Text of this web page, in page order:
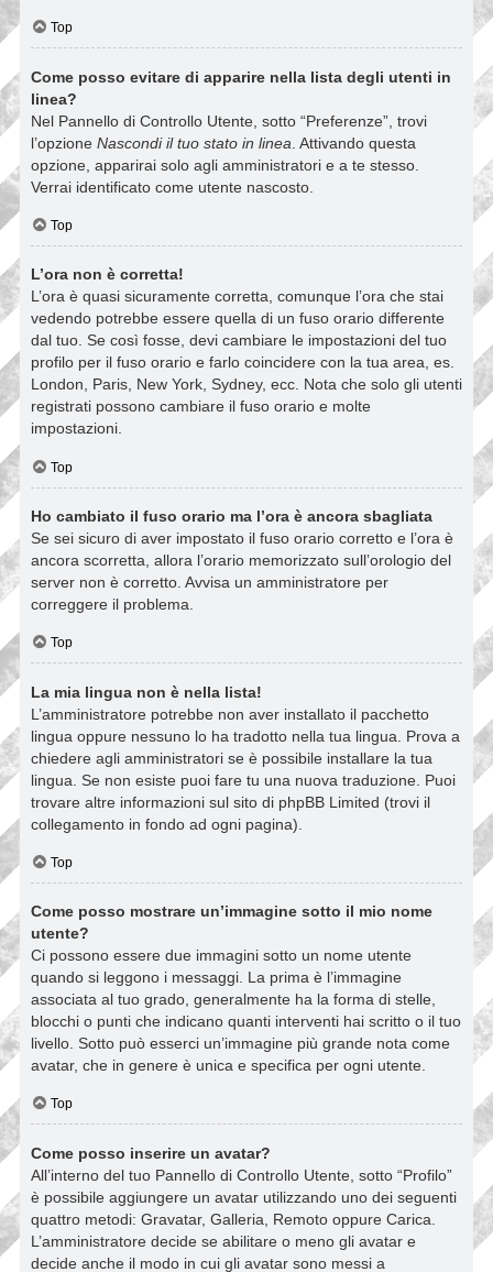
Top
Come posso evitare di apparire nella lista degli utenti in
linea?
Nel Pannello di Controllo Utente, sotto “Preferenze”, trovi
l’opzione Nascondi il tuo stato in linea . Attivando questa
opzione, apparirai solo agli amministratori e a te stesso.
Verrai identificato come utente nascosto.
Top
L’ora non è corretta!
L’ora è quasi sicuramente corretta, comunque l’ora che stai
vedendo potrebbe essere quella di un fuso orario differente
dal tuo. Se così fosse, devi cambiare le impostazioni del tuo
profilo per il fuso orario e farlo coincidere con la tua area, es.
London, Paris, New York, Sydney, ecc. Nota che solo gli utenti
registrati possono cambiare il fuso orario e molte
impostazioni.
Top
Ho cambiato il fuso orario ma l’ora è ancora sbagliata
Se sei sicuro di aver impostato il fuso orario corretto e l’ora è
ancora scorretta, allora l’orario memorizzato sull’orologio del
server non è corretto. Avvisa un amministratore per
correggere il problema.
Top
La mia lingua non è nella lista!
L’amministratore potrebbe non aver installato il pacchetto
lingua oppure nessuno lo ha tradotto nella tua lingua. Prova a
chiedere agli amministratori se è possibile installare la tua
lingua. Se non esiste puoi fare tu una nuova traduzione. Puoi
trovare altre informazioni sul sito di phpBB Limited (trovi il
collegamento in fondo ad ogni pagina).
Top
Come posso mostrare un’immagine sotto il mio nome
utente?
Ci possono essere due immagini sotto un nome utente
quando si leggono i messaggi. La prima è l’immagine
associata al tuo grado, generalmente ha la forma di stelle,
blocchi o punti che indicano quanti interventi hai scritto o il tuo
livello. Sotto può esserci un’immagine più grande nota come
avatar, che in genere è unica e specifica per ogni utente.
Top
Come posso inserire un avatar?
All’interno del tuo Pannello di Controllo Utente, sotto “Profilo”
è possibile aggiungere un avatar utilizzando uno dei seguenti
quattro metodi: Gravatar, Galleria, Remoto oppure Carica.
L’amministratore decide se abilitare o meno gli avatar e
decide anche il modo in cui gli avatar sono messi a